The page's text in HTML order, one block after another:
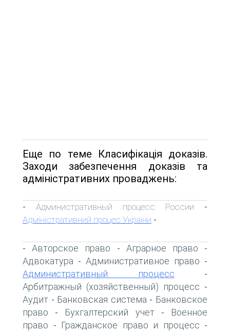
Еще по теме Класифікація доказів.
Заходи забезпечення доказів та
адміністративних проваджень:
- Административный процесс России -
Адміністративний процес України -
-Авторское право - Аграрное право -
Адвокатура - Административное право -
Административный процесс -
Арбитражный (хозяйственный) процесс -
Аудит - Банковская система - Банковское
право - Бухгалтерский учет-
Военное
право - Гражданское право и процесс -